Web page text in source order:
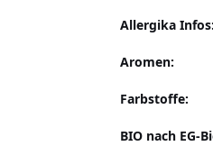
Allergika Infos:
Aromen:
Farbstoffe:
BIO nach EG-